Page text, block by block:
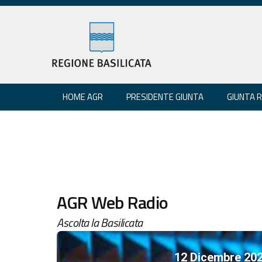
HOME AGR PRESIDENTE GIUNTA GIUNTA
AGR Web Radio
Ascolta la Basilicata
12 Dicembre